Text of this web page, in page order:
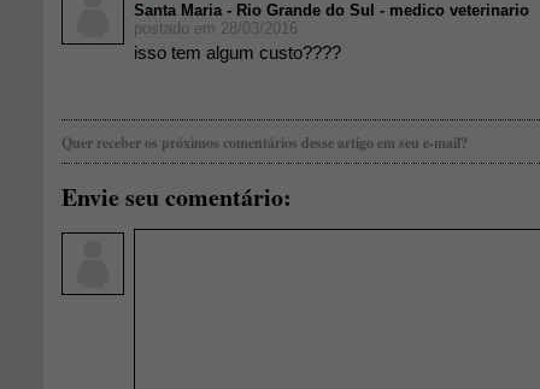
Santa Maria - Rio Grande do Sul - medico veterinario
postado em 28/03/2016
isso tem algum custo????
Quer receber os próximos comentários desse artigo em seu e-mail?
Envie seu comentário: